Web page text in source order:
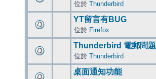
位於 Thunderbird
YT留言有BUG
位於 Firefox
Thunderbird 電郵問題
位於 Thunderbird
桌面通知功能